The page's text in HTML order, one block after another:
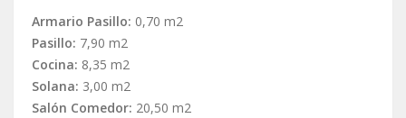
Armario Pasillo: 0,70 m2
Pasillo: 7,90 m2
Cocina: 8,35 m2
Solana: 3,00 m2
Salón Comedor: 20,50 m2